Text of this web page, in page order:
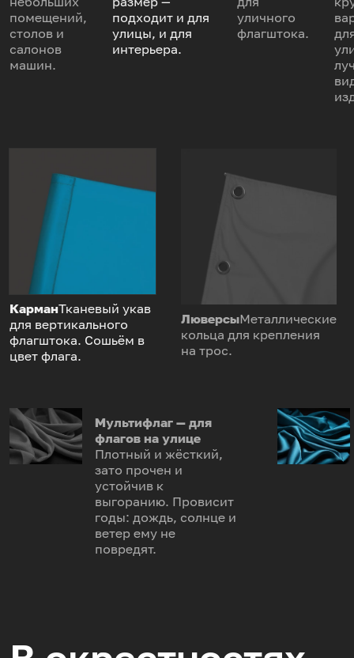
помещений,
столов и
салонов
машин.
подходит и для
улицы, и для
интерьера.
уличного
флагштока.
КарманТканевый укав
для вертикального
флагштока. Сошьём в
цвет флага.
ЛюверсыМеталлические
кольца для крепления
на трос.
Мультифлаг — для
флагов на улице
Плотный и жёсткий,
зато прочен и
устойчив к
выгоранию. Провисит
годы: дождь, солнце и
ветер ему не
повредят.